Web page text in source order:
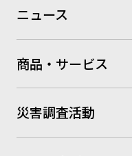
ニュース
商品・サービス
災害調査活動